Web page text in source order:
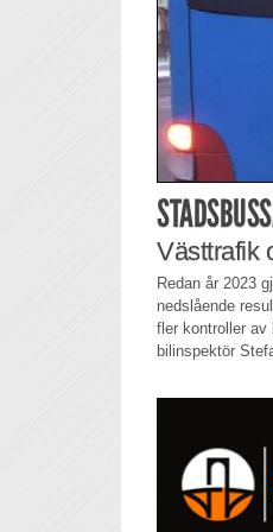
Västtrafik
Redan år 2023
nedslående
fler kontroller av
bilinspektör